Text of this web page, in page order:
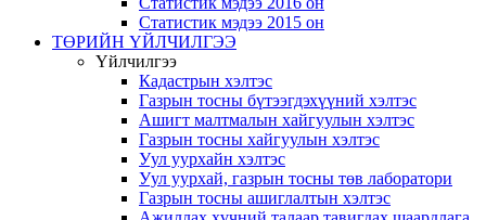
Статистик мэдээ 2015 он
ТӨРИЙН ҮЙЛЧИЛГЭЭ
Үйлчилгээ
Кадастрын хэлтэс
Газрын тосны бүтээгдэхүүний хэлтэс
Ашигт малтмалын хайгуулын хэлтэс
Газрын тосны хайгуулын хэлтэс
Уул уурхайн хэлтэс
Уул уурхай, газрын тосны төв лаборатори
Газрын тосны ашиглалтын хэлтэс